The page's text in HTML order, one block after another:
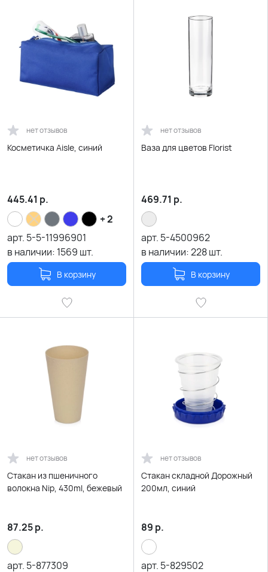
нет отзывов
Косметичка Aisle, синий
445.41 р.
+ 2
арт. 5-5-11996901
в наличии: 1569 шт.
В корзину
нет отзывов
Ваза для цветов Florist
469.71 р.
арт. 5-4500962
в наличии:228шт.
В корзину
нет отзывов
Стакан из пшеничного
волокна Nip, 430ml, бежевый
87.25р.
арт. 5-877309
нет отзывов
Стакан складной Дорожный
200мл, синий
89 р.
арт. 5-829502